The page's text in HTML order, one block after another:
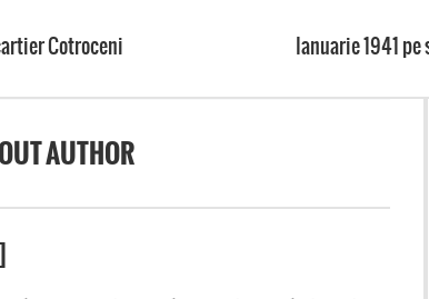
Cotroceni Ianuarie 1941
AUTHOR